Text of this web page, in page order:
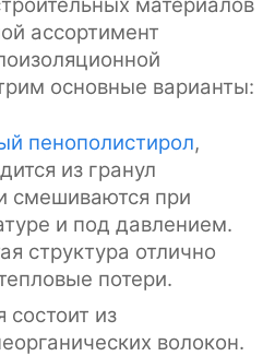
ассортимент
основные варианты:
пенополистирол,
из гранул
смешиваются при
и под давлением.
структура отлично
потери.
состоит из
волокон.